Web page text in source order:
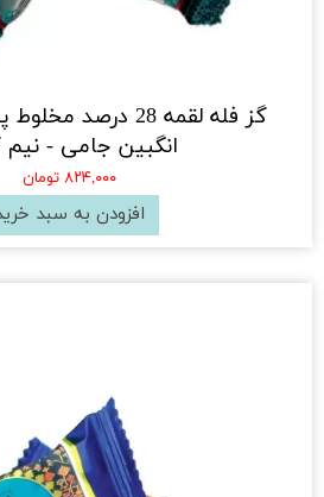
گز فله لقمه 28 درصد
انگبین جامی - نیم
۸۲۴,۰۰۰ تومان
افزودن به سبد